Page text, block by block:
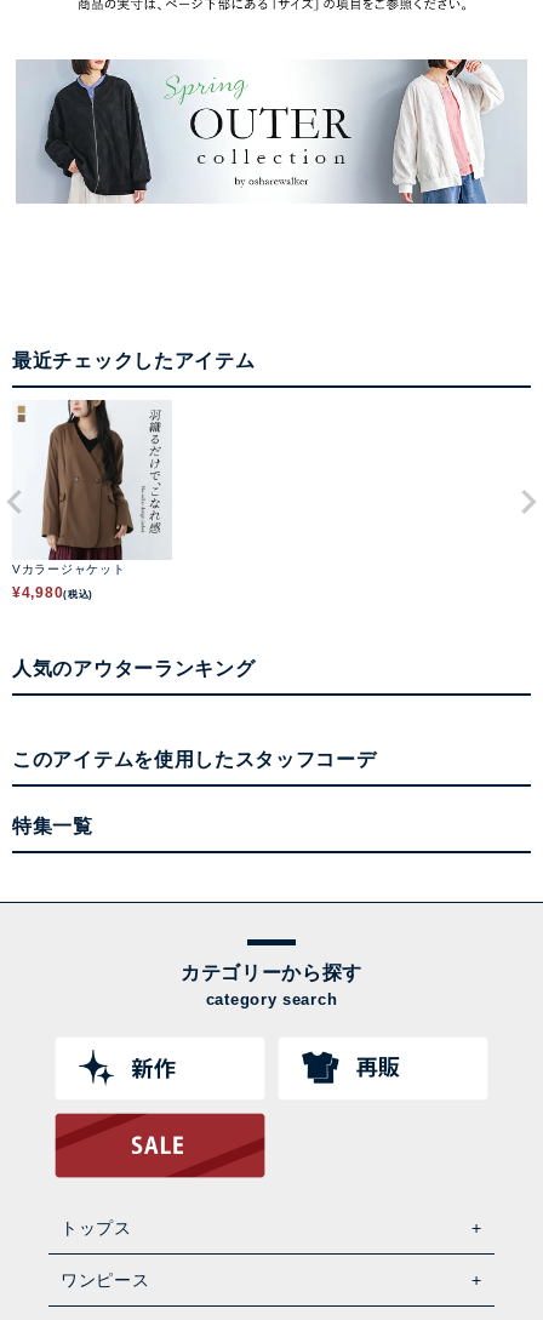
最近チェックしたアイテム
Vカラージャケット
¥4,980(税込)
人気のアウターランキング
このアイテムを使用したスタッフコーデ
特集一覧
カテゴリーから探す
category search
トップス
ワンピース